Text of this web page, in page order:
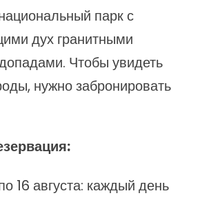
парк с
дух гранитными
Чтобы увидеть
нужно забронировать
16 августа: каждый день